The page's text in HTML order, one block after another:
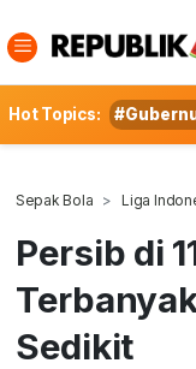
Hot Topics:
Sepak Bola Liga
Persib di
Sedikit